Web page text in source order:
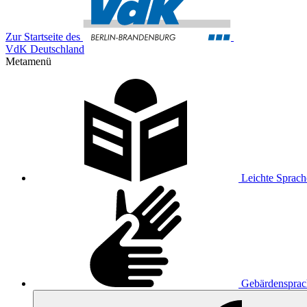
Zur Startseite des
VdK Deutschland
Metamenü
Leichte